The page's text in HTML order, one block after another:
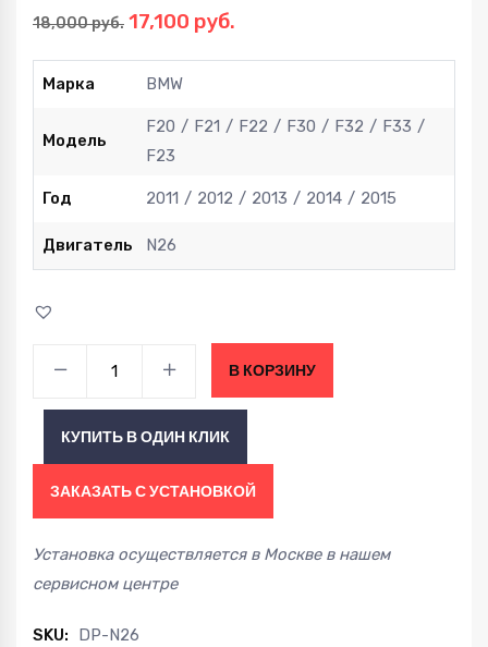
18,000руб. Первоначальная
составляла
17,100 руб.
Марка BMW
Модель
F20 F21 F22 F30 F32
F33
F23
Год 2011 2012 2013 2014 2015
Двигатель N26
F20
F33
N26
В КОРЗИНУ
КУПИТЬ В ОДИН КЛИК
ЗАКАЗАТЬ С УСТАНОВКОЙ
Установка осуществляется в Москве в нашем
сервисном центре
SKU: DP-N26